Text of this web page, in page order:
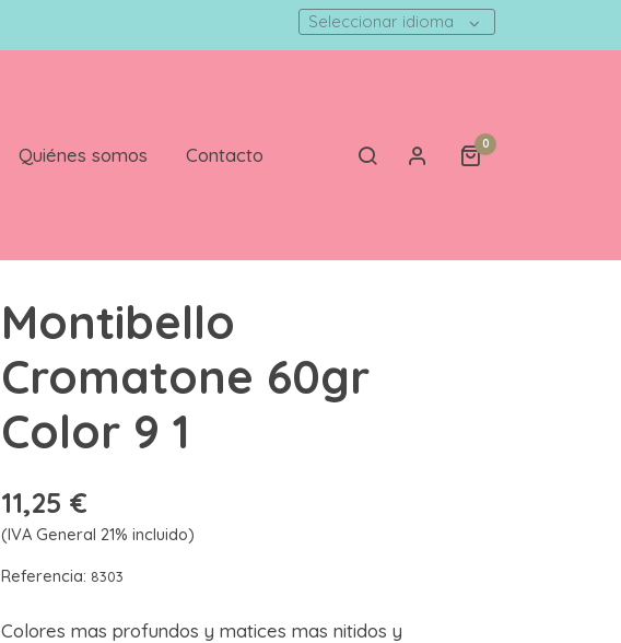
Seleccionar idioma
Quiénes somos Contacto 0
Montibello
Cromatone 60gr
Color 9 1
11,25 €
(IVA General 21% incluido)
Referencia: 8303
Colores mas profundos y matices mas nitidos y